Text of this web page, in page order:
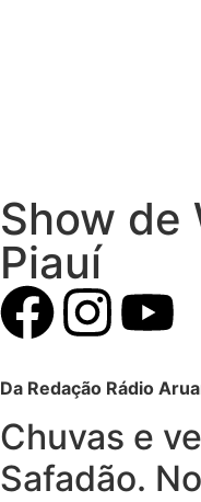
Show de
Piauí
Da Redação Rádio
Chuvas e
Safadão.